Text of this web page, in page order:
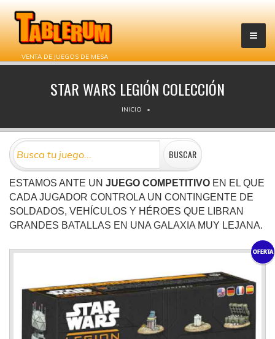
VENTA DE JUEGOS DE MESA
STAR WARS LEGIÓN COLECCIÓN
INICIO
ESTAMOS ANTE UN JUEGO COMPETITIVO EN EL QUE
CADA JUGADOR CONTROLA UN CONTINGENTE DE
SOLDADOS, VEHÍCULOS Y HÉROES QUE LIBRAN
GRANDES BATALLAS EN UNA GALAXIA MUY LEJANA.